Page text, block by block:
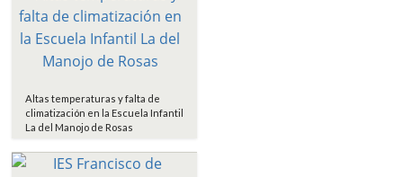
Altas temperaturas y falta de
climatización en la Escuela Infantil
La del Manojo de Rosas